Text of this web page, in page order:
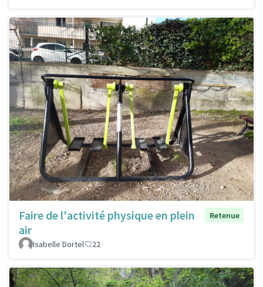
Faire de l'activité physique en plein
air
Retenue
Isabelle Dortel 22